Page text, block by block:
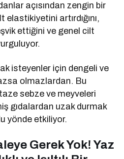
açısından zengin bir
artırdığını,
ettiğini ve genel cilt
isteyenler için dengeli ve
olmazlardan. Bu
sebze ve meyveleri
gıdalardan uzak durmak
yönde etkiliyor.
Gerek Yok! Yaz